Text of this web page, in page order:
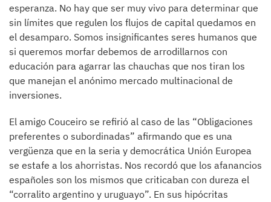
esperanza. No hay que ser muy vivo para determinar que
sin límites que regulen los flujos de capital quedamos en
el desamparo. Somos insignificantes seres humanos que
si queremos morfar debemos de arrodillarnos con
educación para agarrar las chauchas que nos tiran los
que manejan el anónimo mercado multinacional de
inversiones.
El amigo Couceiro se refirió al caso de las “Obligaciones
preferentes o subordinadas” afirmando que es una
vergüenza que en la seria y democrática Unión Europea
se estafe a los ahorristas. Nos recordó que los afanancios
españoles son los mismos que criticaban con dureza el
“corralito argentino y uruguayo”. En sus hipócritas